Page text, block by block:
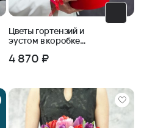
Цветы гортензий и
эустом в коробке
4 870 ₽